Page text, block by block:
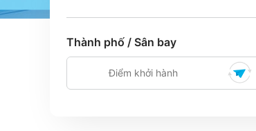
Thành phố / Sân bay